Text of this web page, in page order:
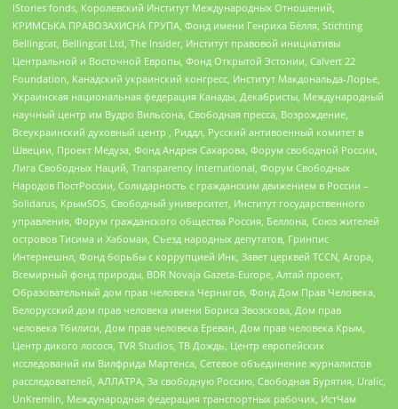
IStories fonds, Королевский Институт Международных Отношений,
КРИМСЬКА ПРАВОЗАХИСНА ГРУПА, Фонд имени Генриха Бёлля, Stichting
Bellingcat, Bellingcat Ltd, The Insider, Институт правовой инициативы
Центральной и Восточной Европы, Фонд Открытой Эстонии, Calvert 22
Foundation, Канадский украинский конгресс, Институт Макдональда-Лорье,
Украинская национальная федерация Канады, Декабристы, Международный
научный центр им Вудро Вильсона, Свободная пресса, Возрождение,
Всеукраинский духовный центр , Риддл, Русский антивоенный комитет в
Швеции, Проект Медуза, Фонд Андрея Сахарова, Форум свободной России,
Лига Свободных Наций, Transparеncy International, Форум Свободных
Народов ПостРоссии, Солидарность с гражданским движением в России –
Solidarus, КрымSOS, Свободный университет, Институт государственного
управления, Форум гражданского общества Россия, Беллона, Союз жителей
островов Тисима и Хабомаи, Съезд народных депутатов, Гринпис
Интернешнл, Фонд борьбы с коррупцией Инк, Завет церквей TCCN, Агора,
Всемирный фонд природы, BDR Novaja Gazeta-Europe, Алтай проект,
Образовательный дом прав человека Чернигов, Фонд Дом Прав Человека,
Белорусский дом прав человека имени Бориса Звозскова, Дом прав
человека Тбилиси, Дом прав человека Ереван, Дом прав человека Крым,
Центр дикого лосося, TVR Studios, ТВ Дождь, Центр европейских
исследований им Вилфрида Мартенса, Сетевое объединение журналистов
расследователей, АЛЛАТРА, За свободную Россию, Свободная Бурятия, Uralic,
UnKremlin, Международная федерация транспортных рабочих, ИстЧам